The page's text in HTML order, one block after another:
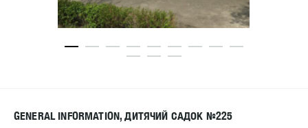
GENERAL INFORMATION, ДИТЯЧИЙ САДОК №225